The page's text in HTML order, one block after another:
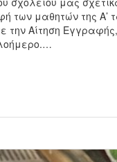
των μαθητών της Α’
την Αίτηση